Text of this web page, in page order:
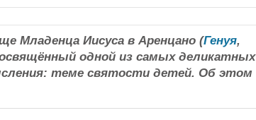
Младенца Иисуса в Аренцано (Генуя,
одной из самых деликатных
теме святости детей. Об этом